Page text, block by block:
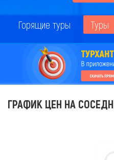
Горящие туры Туры
ГРАФИК ЦЕН НА